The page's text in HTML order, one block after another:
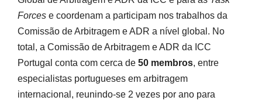
Forcese coordenam a participam nos trabalhos da
Comissão de Arbitragem e ADR a nível global. No
total, a Comissão de Arbitragem e ADR da ICC
Portugal conta com cerca de 50 membros, entre
especialistas portugueses em arbitragem
internacional, reunindo-se 2 vezes por ano para